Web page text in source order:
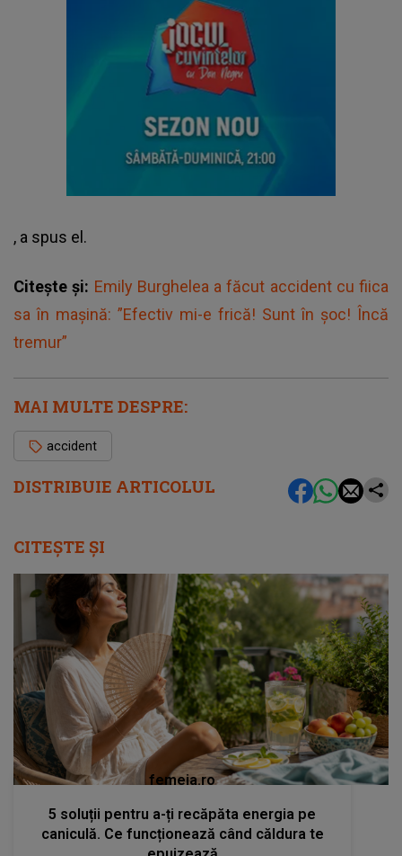
DISTRIBUIE ARTICOLUL
, a spus el.
Citește și: Emily Burghelea a făcut accident cu fiica
sa în mașină: ”Efectiv mi-e frică! Sunt în șoc! Încă
tremur”
MAI MULTE DESPRE:
accident
CITEȘTE ȘI
femeia.ro
5 soluții pentru a-ți recăpăta energia pe
caniculă. Ce funcționează când căldura te